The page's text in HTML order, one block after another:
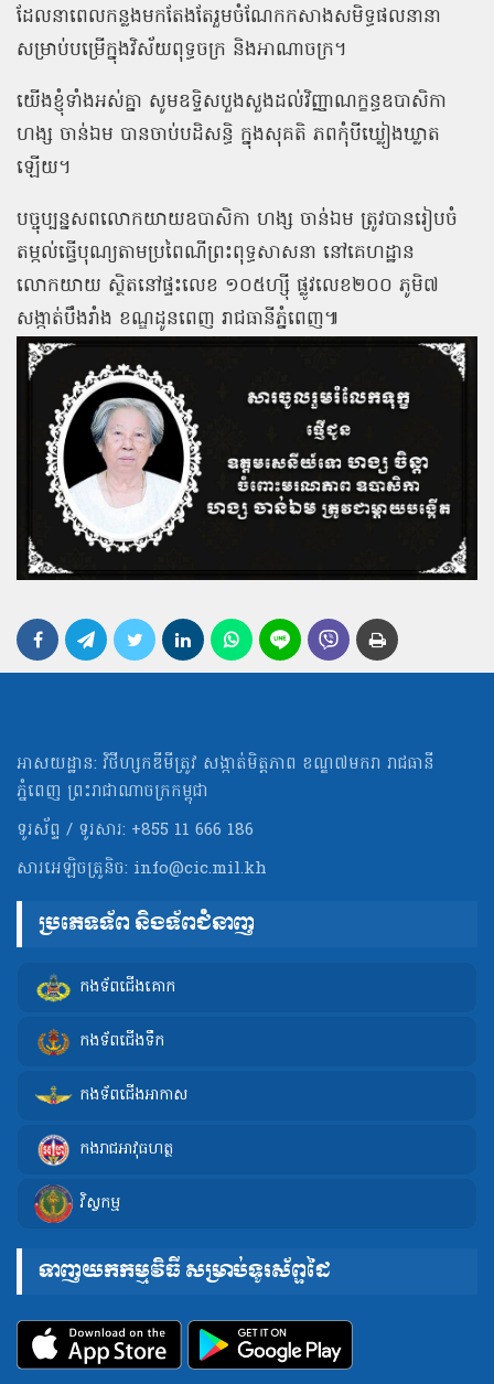
ដែលនាពេលកន្លងមកតែងតែរួមចំណែកកសាងសមិទ្ធផលនានា
សម្រាប់បម្រើក្នុងវិស័យពុទ្ធចក្រ និងអាណាចក្រ។
យើងខ្ញុំទាំងអស់គ្នា សូមឧទ្ទិសបួងសួងដល់វិញ្ញាណក្ខន្ធឧបាសិកា
ហង្ស ចាន់ឯម បានចាប់បដិសន្ធិ ក្នុងសុគតិ ភពកុំបីឃ្លៀងឃ្លាត
ឡើយ។
បច្ចុប្បន្នសពលោកយាយឧបាសិកា ហង្ស ចាន់ឯម ត្រូវបានរៀបចំ
តម្កល់ធ្វើបុណ្យតាមប្រពៃណីព្រះពុទ្ធសាសនា នៅគេហដ្ឋាន
លោកយាយ ស្ថិតនៅផ្ទះលេខ ១០៥ហ្ស៊ី ផ្លូវលេខ២០០ ភូមិ៧
សង្កាត់បឹងរាំង ខណ្ឌដូនពេញ រាជធានីភ្នំពេញ៕
អាសយដ្ឋាន: វិថីហ្សកឌីមីត្រូវ សង្កាត់មិត្ដភាព ខណ្ឌ៧មករា រាជធានី
ភ្នំពេញ ព្រះរាជាណាចក្រកម្ពុជា
ទូរស័ព្ទ / ទូរសារ: +855 11 666 186
សារអេឡិចត្រូនិច: info@cic.mil.kh
ប្រភេទទ័ព និងទ័ពជំនាញ
កងទ័ពជើងគោក
កងទ័ពជើងទឹក
កងទ័ពជើងអាកាស
កងរាជអាវុធហត្ថ
វិស្វកម្ម
ទាញយកកម្មវិធី សម្រាប់ទូរស័ព្ទដៃ